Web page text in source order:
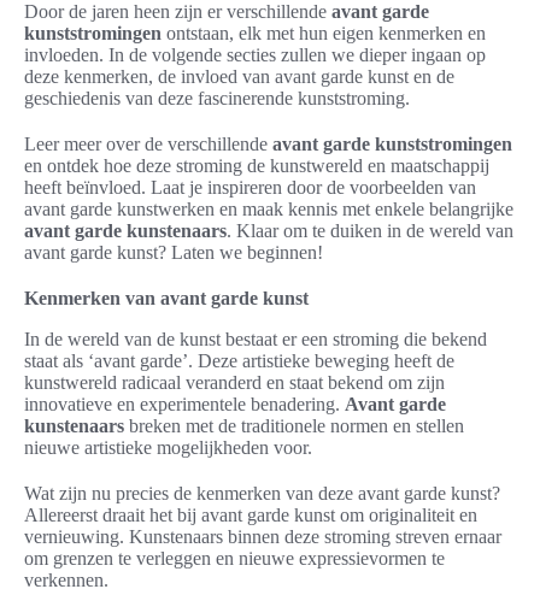
Door de jaren heen zijn er verschillende avant garde
kunststromingen ontstaan, elk met hun eigen kenmerken en
invloeden. In de volgende secties zullen we dieper ingaan op
deze kenmerken, de invloed van avant garde kunst en de
geschiedenis van deze fascinerende kunststroming.
Leer meer over de verschillende avant garde kunststromingen
en ontdek hoe deze stroming de kunstwereld en maatschappij
heeft beïnvloed. Laat je inspireren door de voorbeelden van
avant garde kunstwerken en maak kennis met enkele belangrijke
avant garde kunstenaars. Klaar om te duiken in de wereld van
avant garde kunst? Laten we beginnen!
Kenmerken van avant garde kunst
In de wereld van de kunst bestaat er een stroming die bekend
staat als ‘avant garde’. Deze artistieke beweging heeft de
kunstwereld radicaal veranderd en staat bekend om zijn
innovatieve en experimentele benadering. Avant garde
kunstenaars breken met de traditionele normen en stellen
nieuwe artistieke mogelijkheden voor.
Wat zijn nu precies de kenmerken van deze avant garde kunst?
Allereerst draait het bij avant garde kunst om originaliteit en
vernieuwing. Kunstenaars binnen deze stroming streven ernaar
om grenzen te verleggen en nieuwe expressievormen te
verkennen.